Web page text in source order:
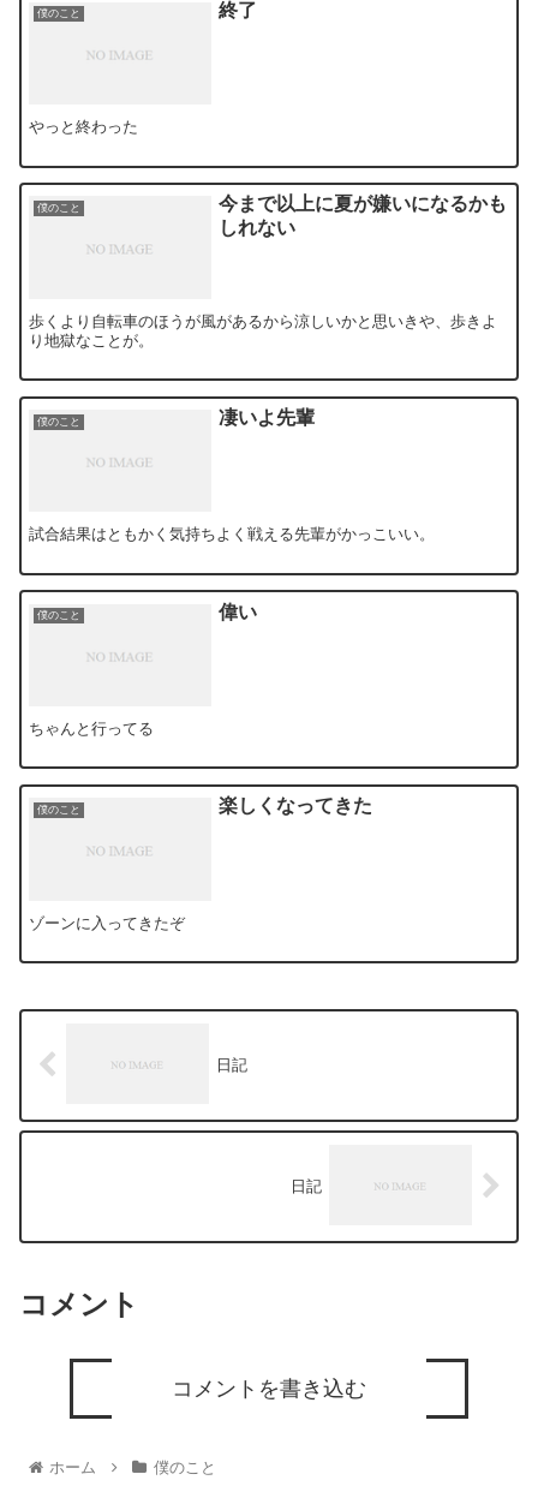
僕のこと 終了
やっと終わった
僕のこと
今まで以上に夏が嫌いになるかも
しれない
歩くより自転車のほうが風があるから涼しいかと思いきや、歩きよ
り地獄なことが。
僕のこと 凄いよ先輩
試合結果はともかく気持ちよく戦える先輩がかっこいい。
僕のこと 偉い
ちゃんと行ってる
僕のこと 楽しくなってきた
ゾーンに入ってきたぞ
日記
日記
コメント
コメントを書き込む
ホーム 僕のこと